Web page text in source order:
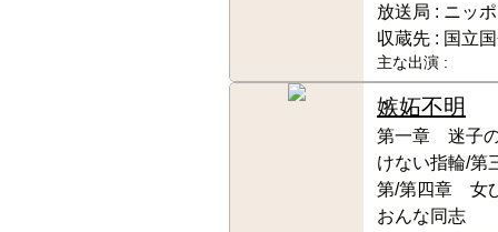
放送局 : ニッ
収蔵先 : 国立
主な出演 :
嫉妬不明
第一章 迷子
けない指輪/
第/第四章 女
おんな同志